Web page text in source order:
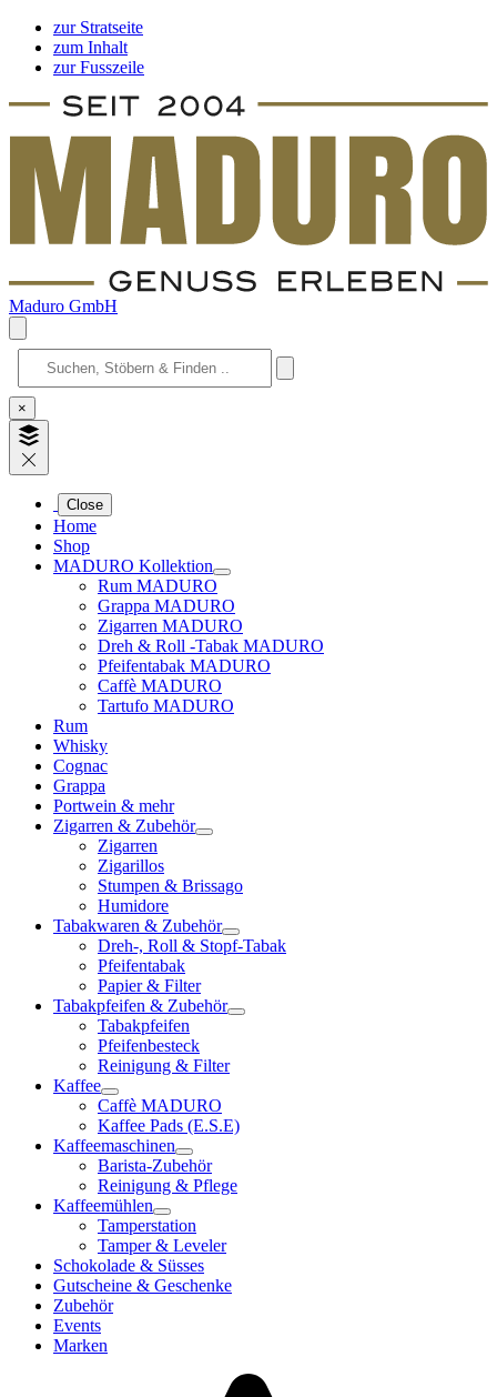
zur Stratseite
zum Inhalt
zur Fusszeile
Maduro GmbH
×
Close
Home
Shop
MADURO Kollektion
Rum MADURO
Grappa MADURO
Zigarren MADURO
Dreh & Roll -Tabak MADURO
Pfeifentabak MADURO
Caffè MADURO
Tartufo MADURO
Rum
Whisky
Cognac
Grappa
Portwein & mehr
Zigarren & Zubehör
Zigarren
Zigarillos
Stumpen & Brissago
Humidore
Tabakwaren & Zubehör
Dreh-, Roll & Stopf-Tabak
Pfeifentabak
Papier & Filter
Tabakpfeifen & Zubehör
Tabakpfeifen
Pfeifenbesteck
Reinigung & Filter
Kaffee
Caffè MADURO
Kaffee Pads (E.S.E)
Kaffeemaschinen
Barista-Zubehör
Reinigung & Pflege
Kaffeemühlen
Tamperstation
Tamper & Leveler
Schokolade & Süsses
Gutscheine & Geschenke
Zubehör
Events
Marken